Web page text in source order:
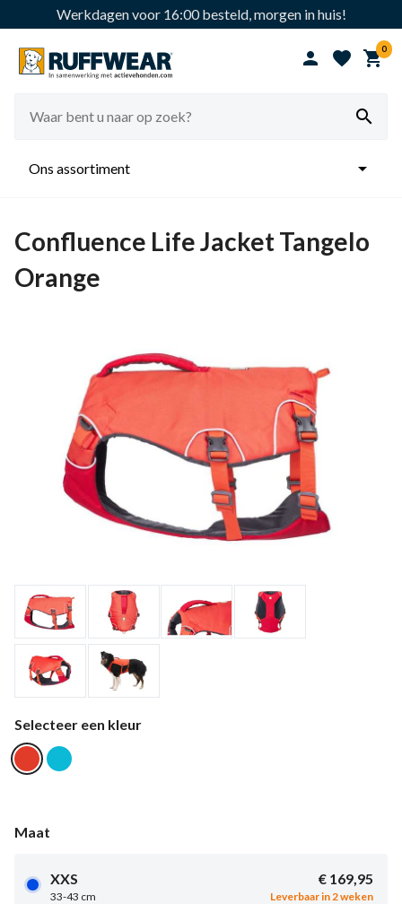
Werkdagen voor 16:00 besteld, morgen in huis!
  0

Ons assortiment 
Confluence Life Jacket Tangelo
Orange
Selecteer een kleur
Maat
XXS
33-43 cm
€ 169,95
Leverbaar in 2 weken